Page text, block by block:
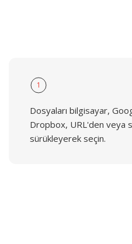
1
Dosyaları bilgisayar,
Dropbox, URL'den veya
sürükleyerek seçin.